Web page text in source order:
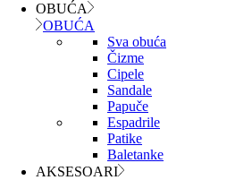
OBUĆA
OBUĆA
Sva obuća
Čizme
Cipele
Sandale
Papuče
Espadrile
Patike
Baletanke
AKSESOARI